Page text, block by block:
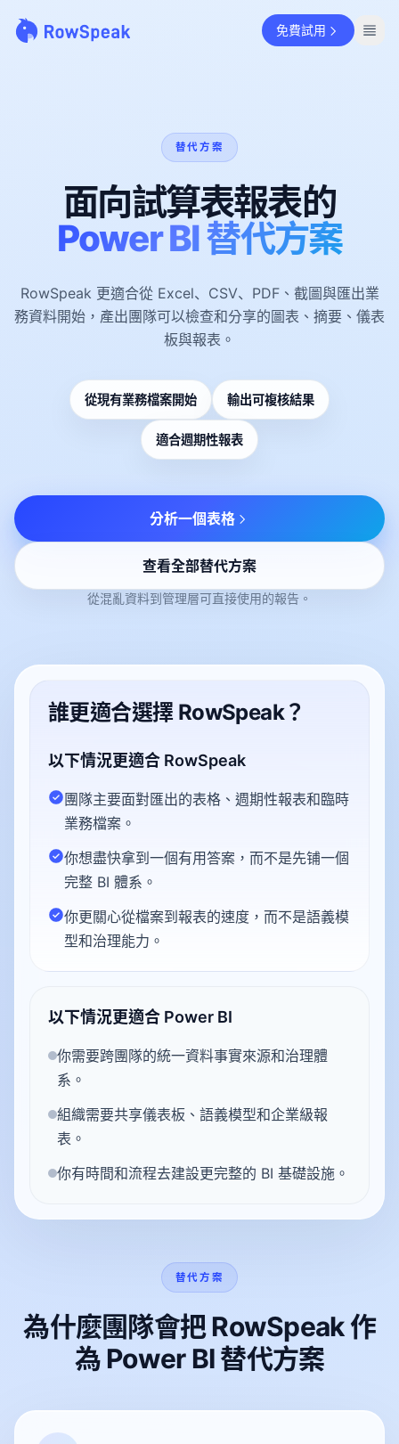
免費試用
替代方案
面向試算表報表的
Power BI 替代方案
RowSpeak 更適合從 Excel、CSV、PDF、截圖與匯出業
務資料開始，產出團隊可以檢查和分享的圖表、摘要、儀表
板與報表。
從現有業務檔案開始 輸出可複核結果
適合週期性報表
分析一個表格
查看全部替代方案
從混亂資料到管理層可直接使用的報告。
誰更適合選擇 RowSpeak？
以下情況更適合 RowSpeak
團隊主要面對匯出的表格、週期性報表和臨時
業務檔案。
你想盡快拿到一個有用答案，而不是先铺一個
完整 BI 體系。
你更關心從檔案到報表的速度，而不是語義模
型和治理能力。
以下情況更適合 Power BI
你需要跨團隊的統一資料事實來源和治理體
系。
組織需要共享儀表板、語義模型和企業級報
表。
你有時間和流程去建設更完整的 BI 基礎設施。
替代方案
為什麼團隊會把 RowSpeak 作
為 Power BI 替代方案